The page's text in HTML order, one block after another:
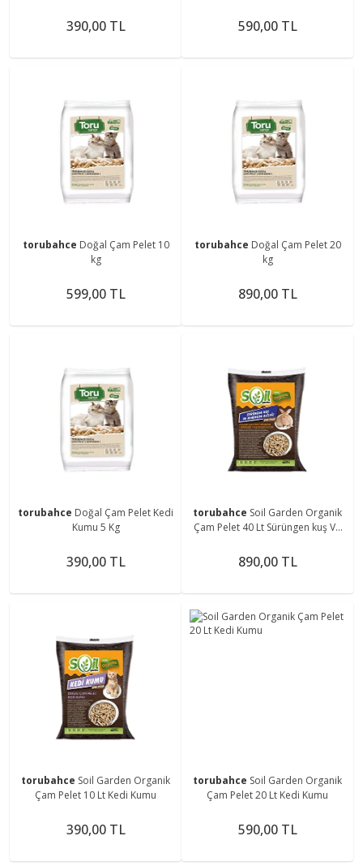
390,00 TL 590,00 TL
torubahce Doğal Çam Pelet 10
kg
599,00 TL
torubahce Doğal Çam Pelet 20
kg
890,00 TL
torubahce Doğal Çam Pelet Kedi
Kumu 5 Kg
390,00 TL
torubahce Soil Garden Organik
Çam Pelet 40 Lt Sürüngen kuş Ve
890,00 TL
torubahce Soil Garden Organik
Çam Pelet 10 Lt Kedi Kumu
390,00 TL
torubahce Soil Garden Organik
Çam Pelet 20 Lt Kedi Kumu
590,00 TL